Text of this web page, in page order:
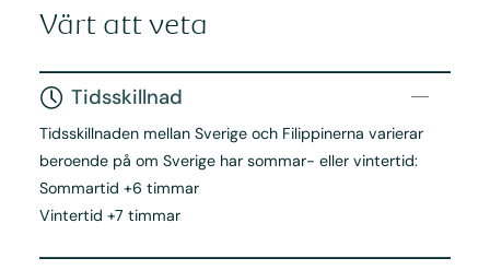
Värt att veta
Tidsskillnad
Tidsskillnaden mellan Sverige och Filippinerna varierar
beroende på om Sverige har sommar- eller vintertid:
Sommartid +6 timmar
Vintertid +7 timmar